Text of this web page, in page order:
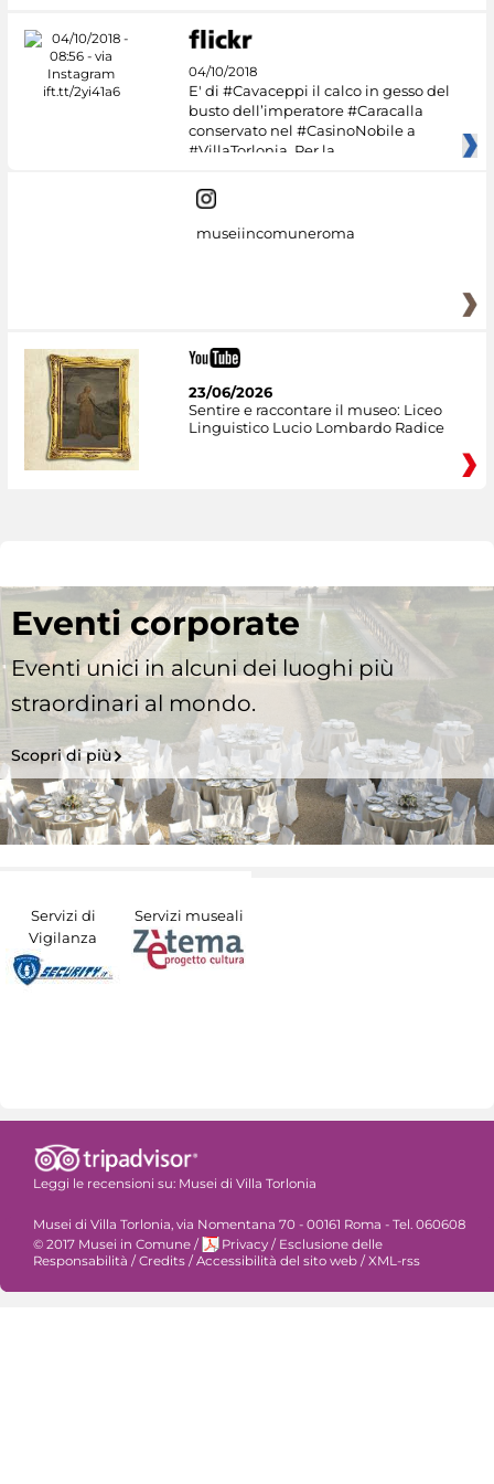
04/10/2018
E' di #Cavaceppi il calco in gesso del
busto dell’imperatore #Caracalla
conservato nel #CasinoNobile a
#VillaTorlonia. Per la
museiincomuneroma
23/06/2026
Sentire e raccontare il museo: Liceo
Linguistico Lucio Lombardo Radice
Eventi corporate
Eventi unici in alcuni dei luoghi più
straordinari al mondo.
Scopri di più
Servizi di
Vigilanza
Servizi museali
Leggi le recensioni su: Musei di Villa Torlonia
Musei di Villa Torlonia, via Nomentana 70 - 00161 Roma - Tel. 060608
© 2017 Musei in Comune / Privacy / Esclusione delle
Responsabilità / Credits / Accessibilità del sito web / XML-rss